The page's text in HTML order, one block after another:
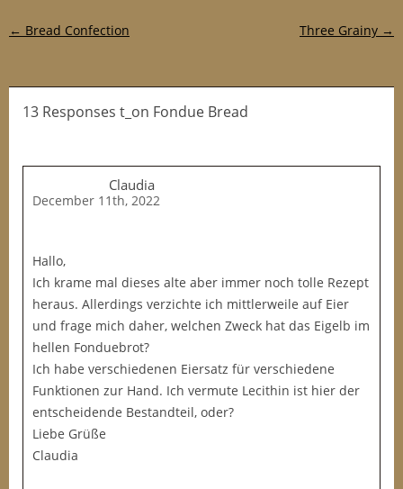
Post navigation
← Bread Confection Three Grainy →
13 Responses t_on Fondue Bread
Claudia
December 11th, 2022
Hallo,
Ich krame mal dieses alte aber immer noch tolle Rezept
heraus. Allerdings verzichte ich mittlerweile auf Eier
und frage mich daher, welchen Zweck hat das Eigelb im
hellen Fonduebrot?
Ich habe verschiedenen Eiersatz für verschiedene
Funktionen zur Hand. Ich vermute Lecithin ist hier der
entscheidende Bestandteil, oder?
Liebe Grüße
Claudia